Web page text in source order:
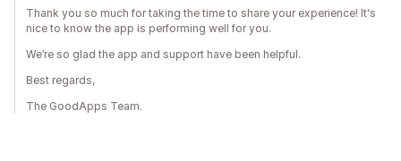
Thank you so much for taking the time to share your experience! It's
nice to know the app is performing well for you.
We’re so glad the app and support have been helpful.
Best regards,
The GoodApps Team.